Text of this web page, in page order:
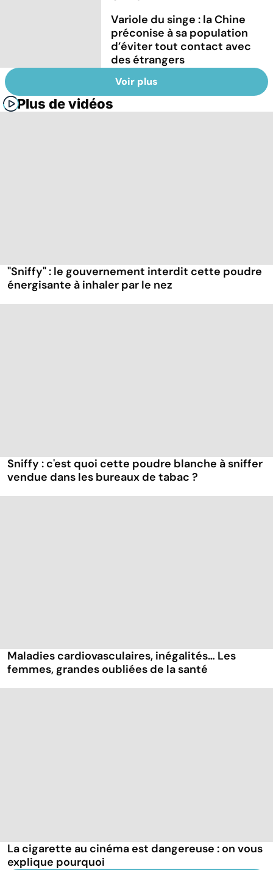
Variole du singe : la Chine
préconise à sa population
d’éviter tout contact avec
des étrangers
Voir plus
Plus de vidéos
"Sniffy" : le gouvernement interdit cette poudre
énergisante à inhaler par le nez
Sniffy : c'est quoi cette poudre blanche à sniffer
vendue dans les bureaux de tabac ?
Maladies cardiovasculaires, inégalités… Les
femmes, grandes oubliées de la santé
La cigarette au cinéma est dangereuse : on vous
explique pourquoi